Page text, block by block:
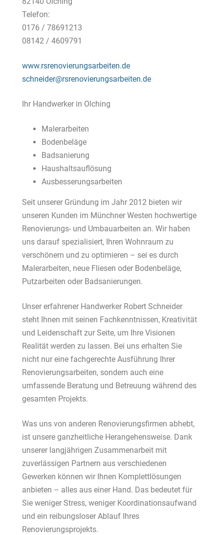
Telefon:
0176 / 78691213
08142 / 4609791
www.rsrenovierungsarbeiten.de
schneider@rsrenovierungsarbeiten.de
Ihr Handwerker in Olching
Malerarbeiten
Bodenbeläge
Badsanierung
Haushaltsauflösung
Ausbesserungsarbeiten
Seit unserer Gründung im Jahr 2012 bieten wir
unseren Kunden im Münchner Westen hochwertige
Renovierungs- und Umbauarbeiten an. Wir haben
uns darauf spezialisiert, Ihren Wohnraum zu
verschönern und zu optimieren – sei es durch
Malerarbeiten, neue Fliesen oder Bodenbeläge,
Putzarbeiten oder Badsanierungen.
Unser erfahrener Handwerker Robert Schneider
steht Ihnen mit seinen Fachkenntnissen, Kreativität
und Leidenschaft zur Seite, um Ihre Visionen
Realität werden zu lassen. Bei uns erhalten Sie
nicht nur eine fachgerechte Ausführung Ihrer
Renovierungsarbeiten, sondern auch eine
umfassende Beratung und Betreuung während des
gesamten Projekts.
Was uns von anderen Renovierungsfirmen abhebt,
ist unsere ganzheitliche Herangehensweise. Dank
unserer langjährigen Zusammenarbeit mit
zuverlässigen Partnern aus verschiedenen
Gewerken können wir Ihnen Komplettlösungen
anbieten – alles aus einer Hand. Das bedeutet für
Sie weniger Stress, weniger Koordinationsaufwand
und ein reibungsloser Ablauf Ihres
Renovierungsprojekts.